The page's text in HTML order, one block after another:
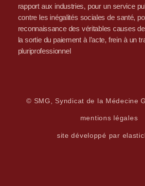
rapport aux industries, pour un service
contre les inégalités sociales de santé,
reconnaissance des véritables causes
la sortie du paiement à l’acte, frein à un
pluriprofessionnel
© SMG, Syndicat de la Médecine
mentions légales
site développé par